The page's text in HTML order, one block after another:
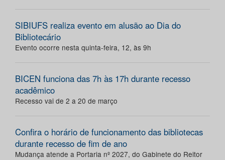
SIBIUFS realiza evento em alusão ao Dia do
Bibliotecário
Evento ocorre nesta quinta-feira, 12, às 9h
BICEN funciona das 7h às 17h durante recesso
acadêmico
Recesso vai de 2 a 20 de março
Confira o horário de funcionamento das bibliotecas
durante recesso de fim de ano
Mudança atende a Portaria nº 2027, do Gabinete do Reitor